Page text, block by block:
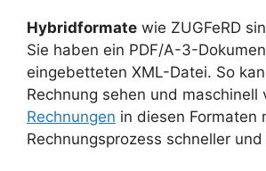
Hybridformate wie ZUGFeRD
Sie haben ein PDF/A-3-
eingebetteten XML-Datei. So
Rechnung sehen und maschinell
Rechnungen in diesen Formaten
Rechnungsprozess schneller